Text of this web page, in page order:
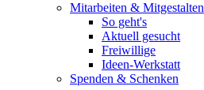
Mitarbeiten & Mitgestalten
So geht's
Aktuell gesucht
Freiwillige
Ideen-Werkstatt
Spenden & Schenken